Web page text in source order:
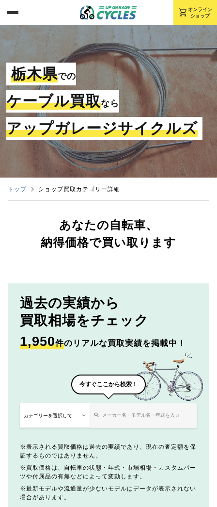
shopping_cart オンライン
ショップ
栃木県での
ケーブル買取なら
アップガレージサイクルズ
トップ ショップ買取カテゴリー詳細
あなたの自転車、
納得価格で買い取ります
過去の実績から
買取相場をチェック
1,950件のリアルな買取実績を掲載中！
今すぐここから検索！
表示される買取価格は過去の実績であり、現在の査定額を保
証するものではありません。
買取価格は、自転車の状態・年式・市場相場・カスタムパー
ツや付属品の有無などによって変動します。
最新モデルや流通量が少ないモデルはデータが表示されない
場合があります。